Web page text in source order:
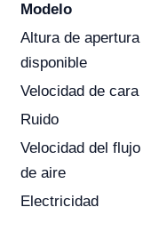
Modelo
Altura de apertura
disponible
Velocidad de cara
Ruido
Velocidad del flujo
de aire
Electricidad